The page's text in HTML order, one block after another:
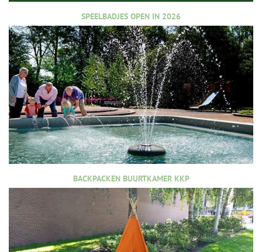
SPEELBADJES OPEN IN 2026
BACKPACKEN BUURTKAMER KKP